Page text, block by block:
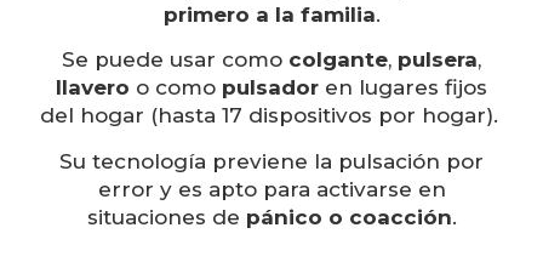
primero a la familia.
Se puede usar como colgante, pulsera,
llavero o como pulsador en lugares fijos
del hogar (hasta 17 dispositivos por hogar).
Su tecnología previene la pulsación por
error y es apto para activarse en
situaciones de pánico o coacción.